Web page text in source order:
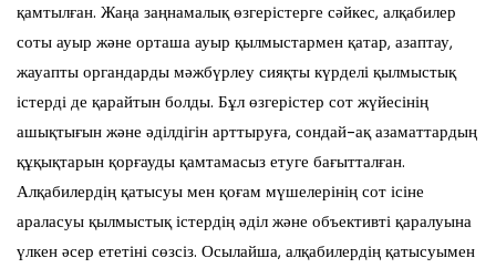
қамтылған. Жаңа заңнамалық өзгерістерге сәйкес, алқабилер
соты ауыр және орташа ауыр қылмыстармен қатар, азаптау,
жауапты органдарды мәжбүрлеу сияқты күрделі қылмыстық
істерді де қарайтын болды. Бұл өзгерістер сот жүйесінің
ашықтығын және әділдігін арттыруға, сондай-ақ азаматтардың
құқықтарын қорғауды қамтамасыз етуге бағытталған.
Алқабилердің қатысуы мен қоғам мүшелерінің сот ісіне
араласуы қылмыстық істердің әділ және объективті қаралуына
үлкен әсер ететіні сөзсіз. Осылайша, алқабилердің қатысуымен